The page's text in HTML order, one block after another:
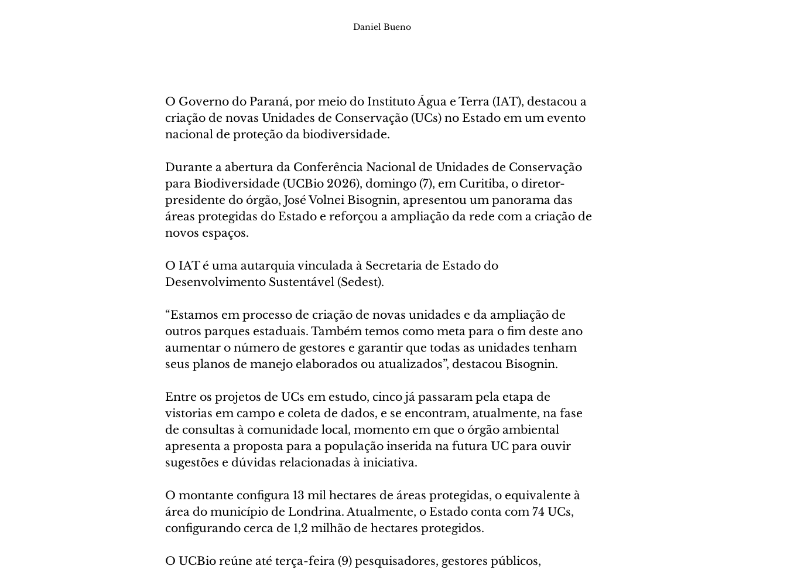
Daniel Bueno
O Governo do Paraná, por meio do Instituto Água e Terra (IAT), destacou a
criação de novas Unidades de Conservação (UCs) no Estado em um evento
nacional de proteção da biodiversidade.
Durante a abertura da Conferência Nacional de Unidades de Conservação
para Biodiversidade (UCBio 2026), domingo (7), em Curitiba, o diretor-
presidente do órgão, José Volnei Bisognin, apresentou um panorama das
áreas protegidas do Estado e reforçou a ampliação da rede com a criação de
novos espaços.
O IAT é uma autarquia vinculada à Secretaria de Estado do
Desenvolvimento Sustentável (Sedest).
“Estamos em processo de criação de novas unidades e da ampliação de
outros parques estaduais. Também temos como meta para o fim deste ano
aumentar o número de gestores e garantir que todas as unidades tenham
seus planos de manejo elaborados ou atualizados”, destacou Bisognin.
Entre os projetos de UCs em estudo, cinco já passaram pela etapa de
vistorias em campo e coleta de dados, e se encontram, atualmente, na fase
de consultas à comunidade local, momento em que o órgão ambiental
apresenta a proposta para a população inserida na futura UC para ouvir
sugestões e dúvidas relacionadas à iniciativa.
O montante configura 13 mil hectares de áreas protegidas, o equivalente à
área do município de Londrina. Atualmente, o Estado conta com 74 UCs,
configurando cerca de 1,2 milhão de hectares protegidos.
O UCBio reúne até terça-feira (9) pesquisadores, gestores públicos,